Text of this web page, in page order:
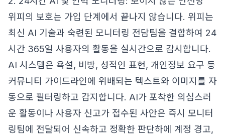
위피의 보호는 가입 단계에서 끝나지 않습니다. 위피는
최신 AI 기술과 숙련된 모니터링 전담팀을 결합하여 24
시간 365일 사용자의 활동을 실시간으로 감시합니다.
AI 시스템은 욕설, 비방, 성적인 표현, 개인정보 요구 등
커뮤니티 가이드라인에 위배되는 텍스트와 이미지를 자
동으로 필터링하고 감지합니다. AI가 포착한 의심스러
운 활동이나 사용자 신고가 접수된 사안은 즉시 모니터
링팀에 전달되어 신속하고 정확한 판단하에 계정 경고,